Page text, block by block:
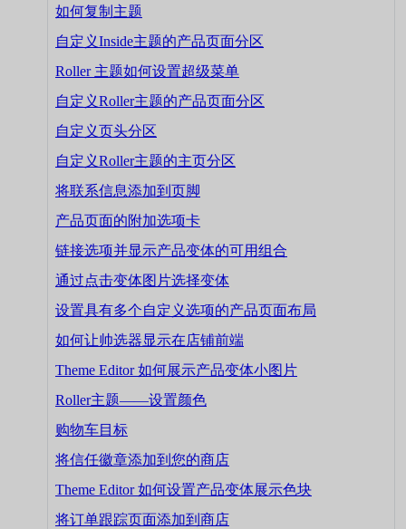
如何复制主题
自定义Inside主题的产品页面分区
Roller 主题如何设置超级菜单
自定义Roller主题的产品页面分区
自定义页头分区
自定义Roller主题的主页分区
将联系信息添加到页脚
产品页面的附加选项卡
链接选项并显示产品变体的可用组合
通过点击变体图片选择变体
设置具有多个自定义选项的产品页面布局
如何让帅选器显示在店铺前端
Theme Editor 如何展示产品变体小图片
Roller主题——设置颜色
购物车目标
将信任徽章添加到您的商店
Theme Editor 如何设置产品变体展示色块
将订单跟踪页面添加到商店